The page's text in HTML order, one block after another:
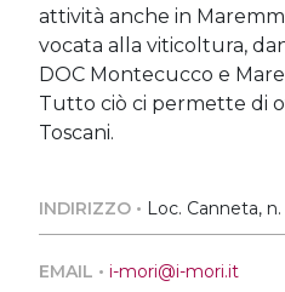
attività anche in
vocata alla viticoltura,
DOC Montecucco e
Tutto ciò ci permette di
Toscani.
INDIRIZZO • Loc. Canneta,
EMAIL •i-mori@i-mori.it